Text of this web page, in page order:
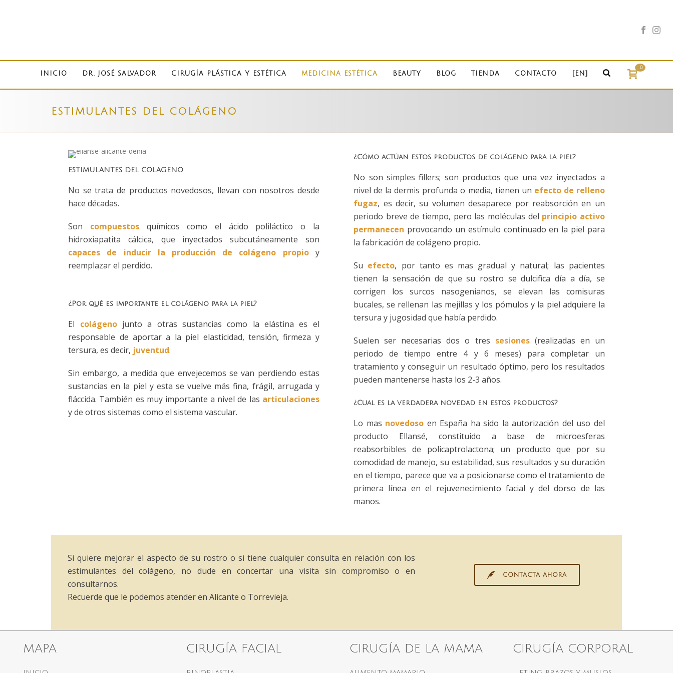
INICIO DR. JOSÉ SALVADOR CIRUGÍA PLÁSTICA Y ESTÉTICA MEDICINA ESTÉTICA BEAUTY BLOG TIENDA CONTACTO [EN]
0
ESTIMULANTES DEL COLÁGENO
ESTIMULANTES DEL COLAGENO
No se trata de productos novedosos, llevan con nosotros desde
hace décadas.
Son compuestosquímicos como el ácido poliláctico o la
hidroxiapatita cálcica, que inyectados subcutáneamente son
capaces de inducir la producción de colágeno propioy
reemplazar el perdido.
¿Por qué es importante el colágeno para la piel?
El colágenojunto a otras sustancias como la elástina es el
responsable de aportar a la piel elasticidad, tensión, firmeza y
tersura, es decir, juventud.
Sin embargo, a medida que envejecemos se van perdiendo estas
sustancias en la piel y esta se vuelve más fina, frágil, arrugada y
fláccida. También es muy importante a nivel de las articulaciones
y de otros sistemas como el sistema vascular.
¿Cómo actúan estos productos de colágeno para la piel?
No son simples fillers; son productos que una vez inyectados a
nivel de la dermis profunda o media, tienen un efecto de relleno
fugaz, es decir, su volumen desaparece por reabsorción en un
periodo breve de tiempo, pero las moléculas del principio activo
permanecen provocando un estímulo continuado en la piel para
la fabricación de colágeno propio.
Su efecto, por tanto es mas gradual y natural; las pacientes
tienen la sensación de que su rostro se dulcifica día a día, se
corrigen los surcos nasogenianos, se elevan las comisuras
bucales, se rellenan las mejillas y los pómulos y la piel adquiere la
tersura y jugosidad que había perdido.
Suelen ser necesarias dos o tres sesiones(realizadas en un
periodo de tiempo entre 4 y 6 meses) para completar un
tratamiento y conseguir un resultado óptimo, pero los resultados
pueden mantenerse hasta los 2-3 años.
¿Cual es la verdadera novedad en estos productos?
Lo mas novedoso en España ha sido la autorización del uso del
producto Ellansé, constituido a base de microesferas
reabsorbibles de policaptrolactona; un producto que por su
comodidad de manejo, su estabilidad, sus resultados y su duración
en el tiempo, parece que va a posicionarse como el tratamiento de
primera línea en el rejuvenecimiento facial y del dorso de las
manos.
Si quiere mejorar el aspecto de su rostro o si tiene cualquier consulta en relación con los
estimulantes del colágeno, no dude en concertar una visita sin compromiso o en
consultarnos.
Recuerde que le podemos atender en Alicante o Torrevieja.
CONTACTA AHORA
MAPA CIRUGÍA FACIAL CIRUGÍA DE LA MAMA CIRUGÍA CORPORAL